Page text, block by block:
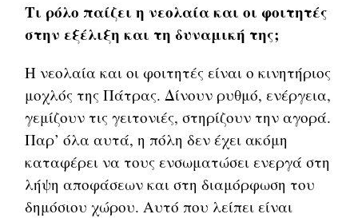
Τι ρόλο παίζει η νεολαία και οι φοιτητές
στην εξέλιξη και τη δυναμική της;
Η νεολαία και οι φοιτητές είναι ο κινητήριος
μοχλός της Πάτρας. Δίνουν ρυθμό, ενέργεια,
γεμίζουν τις γειτονιές, στηρίζουν την αγορά.
Παρ’ όλα αυτά, η πόλη δεν έχει ακόμη
καταφέρει να τους ενσωματώσει ενεργά στη
λήψη αποφάσεων και στη διαμόρφωση του
δημόσιου χώρου. Αυτό που λείπει είναι